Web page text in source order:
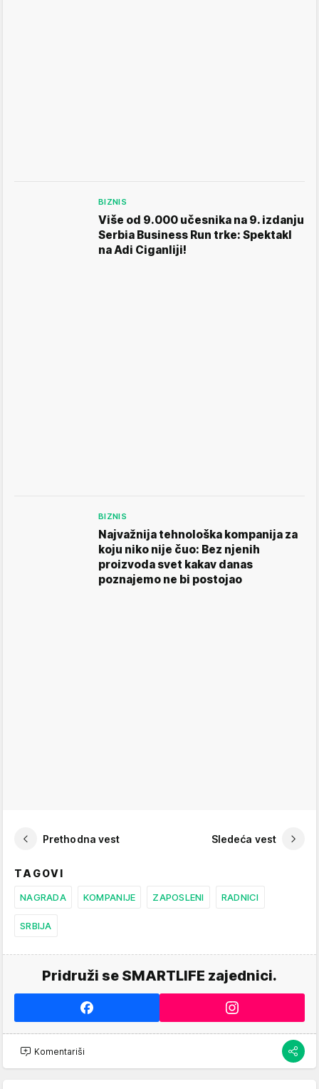
BIZNIS
Više od 9.000 učesnika na 9. izdanju
Serbia Business Run trke: Spektakl
na Adi Ciganliji!
BIZNIS
Najvažnija tehnološka kompanija za
koju niko nije čuo: Bez njenih
proizvoda svet kakav danas
poznajemo ne bi postojao
Prethodna vest Sledeća vest
TAGOVI
NAGRADA KOMPANIJE ZAPOSLENI RADNICI
SRBIJA
Pridruži se SMARTLIFE zajednici.
Komentariši